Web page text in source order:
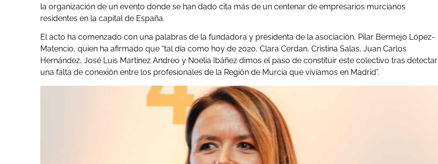
la organización de un evento donde se han dado cita más de un centenar de empresarios murcianos
residentes en la capital de España.
El acto ha comenzado con una palabras de la fundadora y presidenta de la asociación, Pilar Bermejo López-
Matencio, quien ha afirmado que “tal día como hoy de 2020, Clara Cerdan, Cristina Salas, Juan Carlos
Hernández, José Luis Martínez Andreo y Noelia Ibáñez dimos el paso de constituir este colectivo tras detectar
una falta de conexión entre los profesionales de la Región de Murcia que vivíamos en Madrid”.